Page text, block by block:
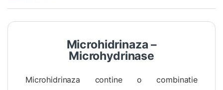
Microhidrinaza –
Microhydrinase
Microhidrinaza contine o combinatie